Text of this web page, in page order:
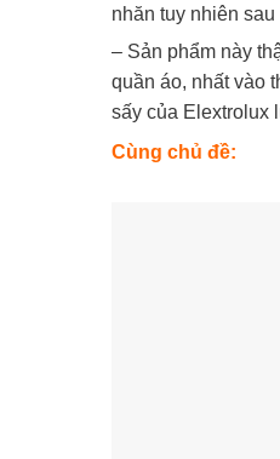
nhăn tuy nhiên
– Sản phẩm này
quần áo, nhất vào
sấy của Elextrolux
Cùng chủ đề: